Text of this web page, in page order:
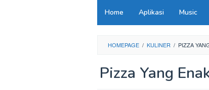
Home Aplikasi Music
HOMEPAGE / KULINER / PIZZA
Pizza Yang